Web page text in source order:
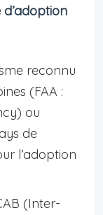
d’adoption
reconnu
(FAA :
ou
de
l’adoption
(Inter-